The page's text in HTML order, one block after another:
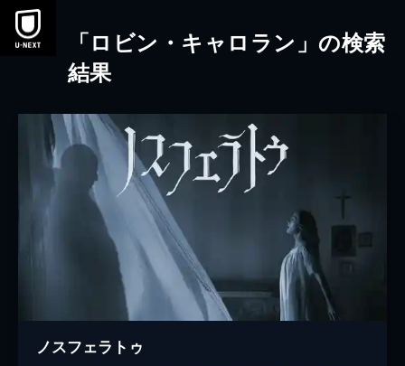
本文へスキップ
「ロビン・キャロラン」の検索
結果
ノスフェラトゥ